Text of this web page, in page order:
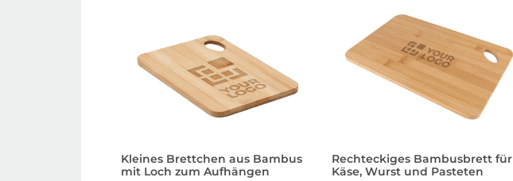
Kleines Brettchen aus Bambus
mit Loch zum Aufhängen
Rechteckiges Bambusbrett für
Käse, Wurst und Pasteten